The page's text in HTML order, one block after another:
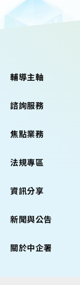
輔導主軸
諮詢服務
焦點業務
法規專區
資訊分享
新聞與公告
關於中企署